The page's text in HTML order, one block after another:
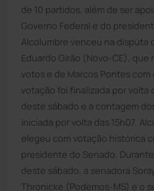
de 10 partidos, além de ser
Governo Federal e do
Alcolumbre venceu na disputa
Eduardo Girão (Novo-CE), que
votos e de Marcos Pontes com
votação foi finalizada por volta
deste sábado e a contagem
iniciada por volta das 15h07.
elegeu com votação histórica
presidente do Senado.
deste sábado, a senadora
Thronicke (Podemos-MS) e o